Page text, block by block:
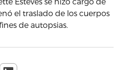
el traslado de los cuerpos
de autopsias.